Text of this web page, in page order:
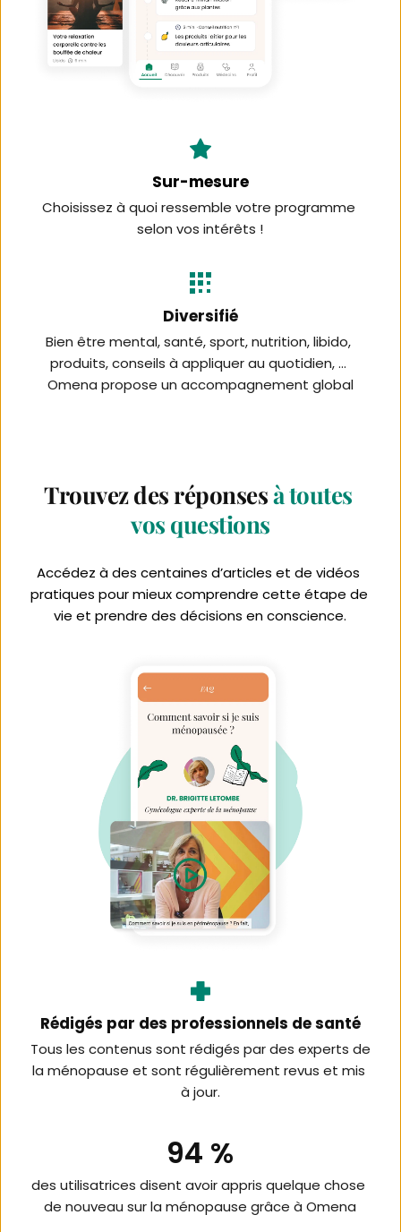
Sur-mesure
Choisissez à quoi ressemble votre programme
selon vos intérêts !
Diversifié
Bien être mental, santé, sport, nutrition, libido,
produits, conseils à appliquer au quotidien, ...
Omena propose un accompagnement global
Trouvez des réponsesà toutes
vos questions
Accédez à des centaines d’articles et de vidéos
pratiques pour mieux comprendre cette étape de
vie et prendre des décisions en conscience.
Rédigés par des professionnels de santé
Tous les contenus sont rédigés par des experts de
la ménopause et sont régulièrement revus et mis
à jour.
94 %
des utilisatrices disent avoir appris quelque chose
de nouveau sur la ménopause grâce à Omena